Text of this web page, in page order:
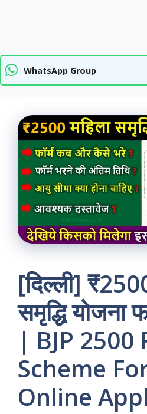
WhatsApp Group
[दिल्ली]
समृद्धि योजना
| BJP 2500
Scheme
Online